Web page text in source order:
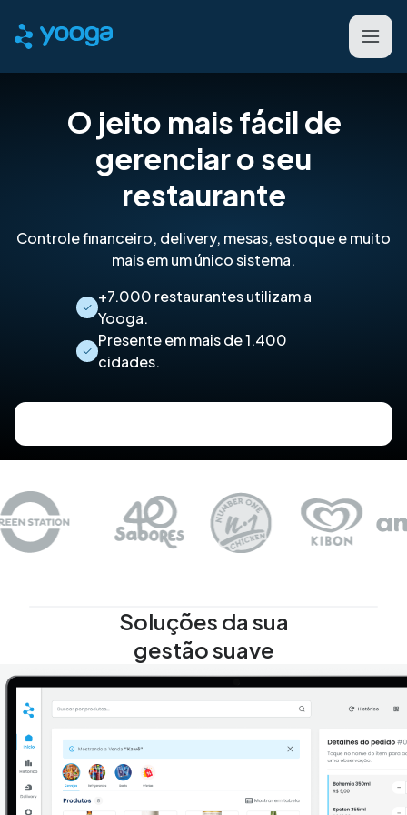
O jeito mais fácil de
gerenciar o seu
restaurante
Controle financeiro, delivery, mesas, estoque e muito
mais em um único sistema.
+7.000 restaurantes utilizam a
Yooga.
Presente em mais de 1.400
cidades.
Soluções da sua
gestão suave